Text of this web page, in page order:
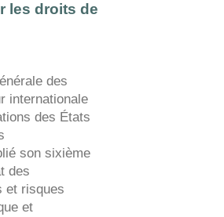
les droits de
des
internationale
des États
son sixième
des
et risques
et